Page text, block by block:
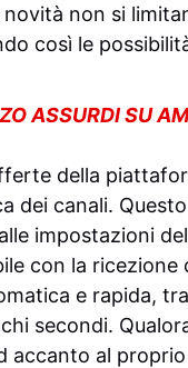
non si
così le
ASSURDI SU
della
dei canali.
impostazioni
con la
e rapida,
secondi.
accanto al